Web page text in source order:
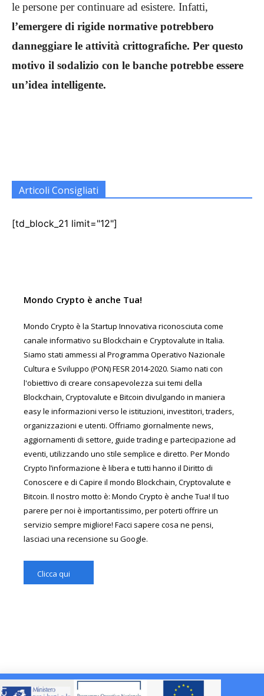
le persone per continuare ad esistere. Infatti,
l’emergere di rigide normative potrebbero
danneggiare le attività crittografiche. Per questo
motivo il sodalizio con le banche potrebbe essere
un’idea intelligente.
Articoli Consigliati
[td_block_21 limit="12"]
Mondo Crypto è anche Tua!
Mondo Crypto è la Startup Innovativa riconosciuta come
canale informativo su Blockchain e Cryptovalute in Italia.
Siamo stati ammessi al Programma Operativo Nazionale
Cultura e Sviluppo (PON) FESR 2014-2020. Siamo nati con
l'obiettivo di creare consapevolezza sui temi della
Blockchain, Cryptovalute e Bitcoin divulgando in maniera
easy le informazioni verso le istituzioni, investitori, traders,
organizzazioni e utenti. Offriamo giornalmente news,
aggiornamenti di settore, guide trading e partecipazione ad
eventi, utilizzando uno stile semplice e diretto. Per Mondo
Crypto l’informazione è libera e tutti hanno il Diritto di
Conoscere e di Capire il mondo Blockchain, Cryptovalute e
Bitcoin. Il nostro motto è: Mondo Crypto è anche Tua! Il tuo
parere per noi è importantissimo, per poterti offrire un
servizio sempre migliore! Facci sapere cosa ne pensi,
lasciaci una recensione su Google.
Clicca qui